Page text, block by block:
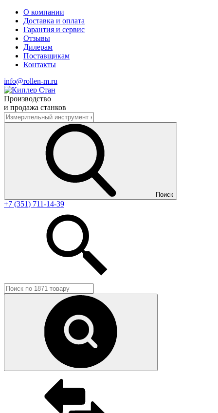
О компании
Доставка и оплата
Гарантия и сервис
Отзывы
Дилерам
Поставщикам
Контакты
info@rollen-m.ru
Производство
и продажа станков
Поиск
+7 (351) 711-14-39